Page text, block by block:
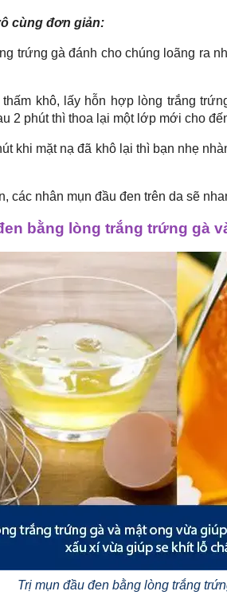
cùng đơn giản:
trứng gà đánh cho chúng loãng ra
khô, lấy hỗn hợp lòng trắng
2 phút thì thoa lại một lớp mới cho
khi mặt nạ đã khô lại thì bạn nhẹ
các nhân mụn đầu đen trên da sẽ
bằng lòng trắng trứng gà
Trị mụn đầu đen bằng lòng trắng